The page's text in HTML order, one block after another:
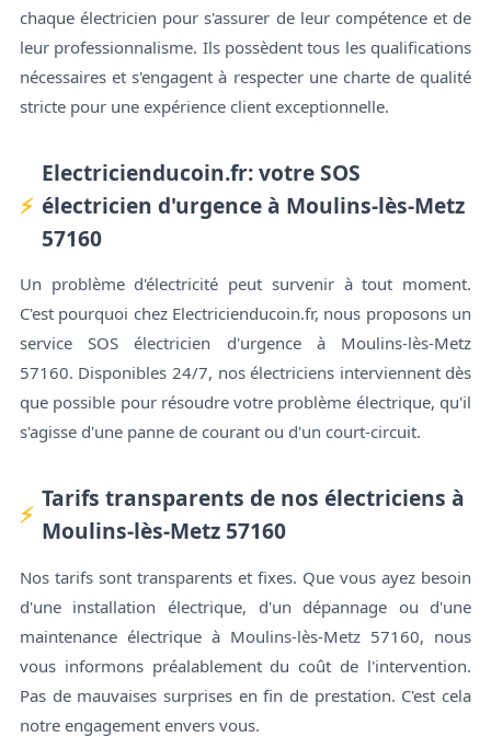
chaque électricien pour s'assurer de leur compétence et de
leur professionnalisme. Ils possèdent tous les qualifications
nécessaires et s'engagent à respecter une charte de qualité
stricte pour une expérience client exceptionnelle.
Electricienducoin.fr: votre SOS
électricien d'urgence à Moulins-lès-Metz
57160
Un problème d'électricité peut survenir à tout moment.
C'est pourquoi chez Electricienducoin.fr, nous proposons un
service SOS électricien d'urgence à Moulins-lès-Metz
57160. Disponibles 24/7, nos électriciens interviennent dès
que possible pour résoudre votre problème électrique, qu'il
s'agisse d'une panne de courant ou d'un court-circuit.
Tarifs transparents de nos électriciens à
Moulins-lès-Metz 57160
Nos tarifs sont transparents et fixes. Que vous ayez besoin
d'une installation électrique, d'un dépannage ou d'une
maintenance électrique à Moulins-lès-Metz 57160, nous
vous informons préalablement du coût de l'intervention.
Pas de mauvaises surprises en fin de prestation. C'est cela
notre engagement envers vous.